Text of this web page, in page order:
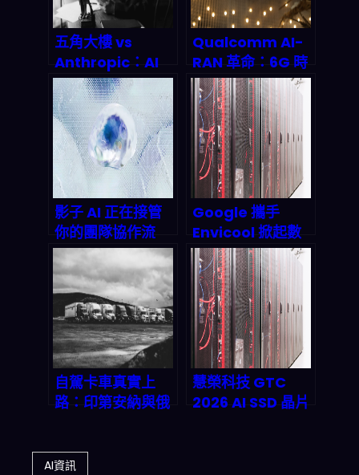
五角大樓 vs
Anthropic：AI
軍事化爭奪戰引發
千億美元訴訟風暴
Qualcomm AI-
RAN 革命：6G 時
代提前到來的關鍵
密碼
影子 AI 正在接管
你的團隊協作流
程：企業治理真空
的真相
Google 攜手
Envicool 掀起數
據中心冷卻革命：
海洋式散熱技術如
何為 AI 雲端時代
省下兆億成本？
自駕卡車真實上
路：印第安納與俄
命
慧榮科技 GTC
2026 AI SSD 晶片
AI資訊